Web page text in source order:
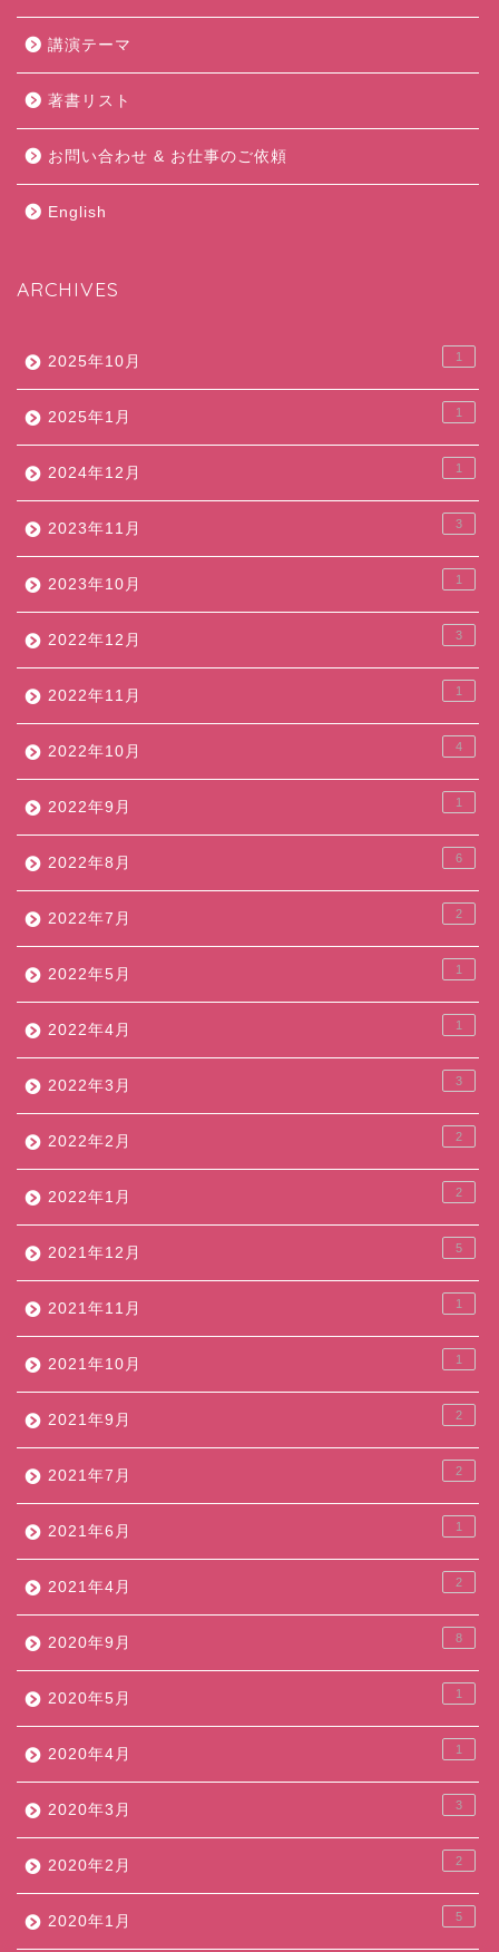
講演テーマ
著書リスト
お問い合わせ & お仕事のご依頼
English
ARCHIVES
2025年10月 1
2025年1月 1
2024年12月 1
2023年11月 3
2023年10月 1
2022年12月 3
2022年11月 1
2022年10月 4
2022年9月 1
2022年8月 6
2022年7月 2
2022年5月 1
2022年4月 1
2022年3月 3
2022年2月 2
2022年1月 2
2021年12月 5
2021年11月 1
2021年10月 1
2021年9月 2
2021年7月 2
2021年6月 1
2021年4月 2
2020年9月 8
2020年5月 1
2020年4月 1
2020年3月 3
2020年2月 2
2020年1月 5